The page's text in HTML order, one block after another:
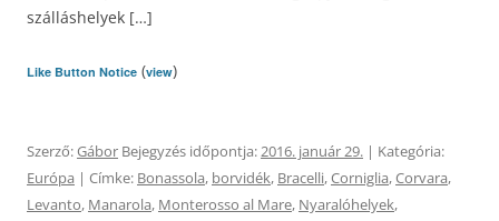
szálláshelyek […]
Like Button Notice (view)
Szerző:Gábor Bejegyzés időpontja:2016. január 29. | Kategória:
Európa | Címke: Bonassola, borvidék, Bracelli,Corniglia,Corvara,
Levanto, Manarola, Monterosso al Mare, Nyaralóhelyek,